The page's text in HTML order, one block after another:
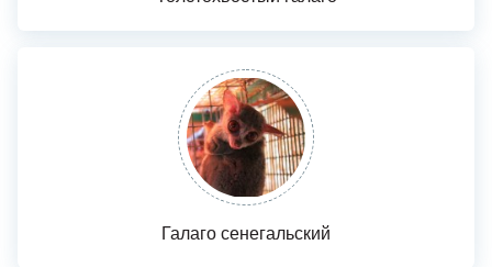
Галаго сенегальский